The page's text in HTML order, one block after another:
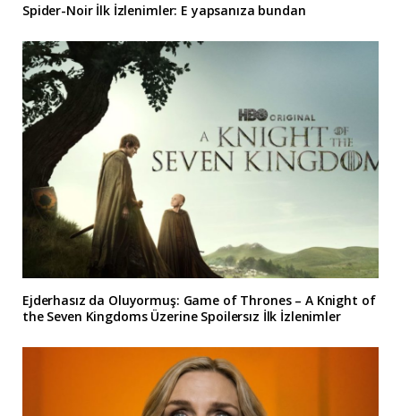
Spider-Noir İlk İzlenimler: E yapsanıza bundan
Ejderhasız da Oluyormuş: Game of Thrones – A Knight of
the Seven Kingdoms Üzerine Spoilersız İlk İzlenimler